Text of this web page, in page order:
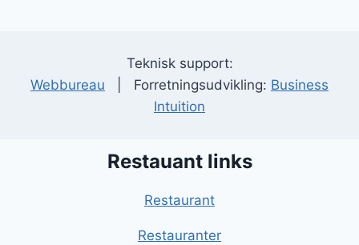
Teknisk support:
Webbureau | Forretningsudvikling: Business
Intuition
Restauant links
Restaurant
Restauranter